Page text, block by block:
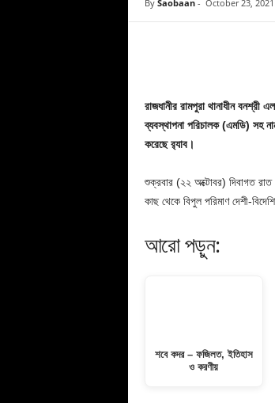
By Saobaan- October 23,
রাজধানীর রামপুরা থানাধীন বনশ্রী
ব্যবস্থাপনা পরিচালক (এমডি) সহ
করেছে র‌্যাব।
শুক্রবার (২২ অক্টোবর) দিবাগত রাত
কাছ থেকে বিপুল পরিমাণ দেশী-
আরো পড়ুন:
শবে কদর – ফজিলত, ইতিহাস
ও করণীয়